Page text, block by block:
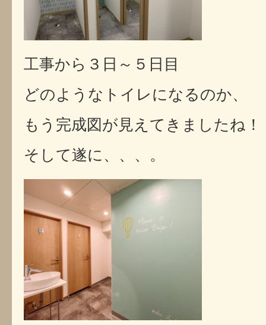
工事から３日～５日目
どのようなトイレになるのか、
もう完成図が見えてきましたね！
そして遂に、、、。